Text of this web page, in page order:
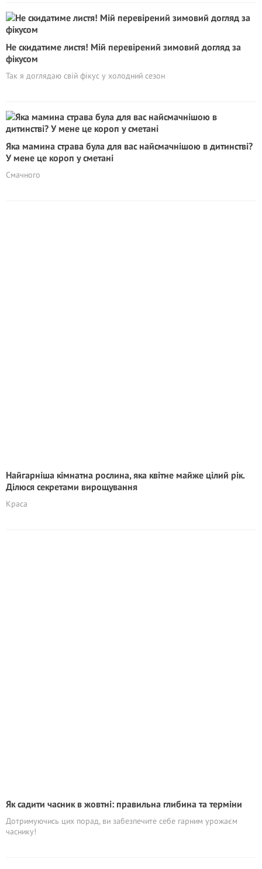
Не скидатиме листя! Мій перевірений зимовий догляд за
фікусом
Так я доглядаю свій фікус у холодний сезон
Яка мамина страва була для вас найсмачнішою в дитинстві?
У мене це короп у сметані
Смачного
Найгарніша кімнатна рослина, яка квітне майже цілий рік.
Ділюся секретами вирощування
Краса
Як садити часник в жовтні: правильна глибина та терміни
Дотримуючись цих порад, ви забезпечите себе гарним урожаєм
часнику!